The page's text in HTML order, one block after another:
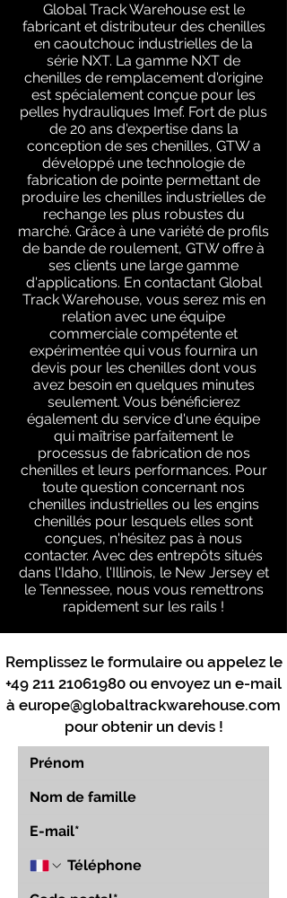
Global Track Warehouse est le
fabricant et distributeur des chenilles
en caoutchouc industrielles de la
série NXT. La gamme NXT de
chenilles de remplacement d'origine
est spécialement conçue pour les
pelles hydrauliques Imef. Fort de plus
de 20 ans d'expertise dans la
conception de ses chenilles, GTW a
développé une technologie de
fabrication de pointe permettant de
produire les chenilles industrielles de
rechange les plus robustes du
marché. Grâce à une variété de profils
de bande de roulement, GTW offre à
ses clients une large gamme
d'applications. En contactant Global
Track Warehouse, vous serez mis en
relation avec une équipe
commerciale compétente et
expérimentée qui vous fournira un
devis pour les chenilles dont vous
avez besoin en quelques minutes
seulement. Vous bénéficierez
également du service d'une équipe
qui maîtrise parfaitement le
processus de fabrication de nos
chenilles et leurs performances. Pour
toute question concernant nos
chenilles industrielles ou les engins
chenillés pour lesquels elles sont
conçues, n'hésitez pas à nous
contacter. Avec des entrepôts situés
dans l'Idaho, l'Illinois, le New Jersey et
le Tennessee, nous vous remettrons
rapidement sur les rails !
Remplissez le formulaire ou appelez le
+49 211 21061980 ou envoyez un e-mail
à europe@globaltrackwarehouse.com
pour obtenir un devis !